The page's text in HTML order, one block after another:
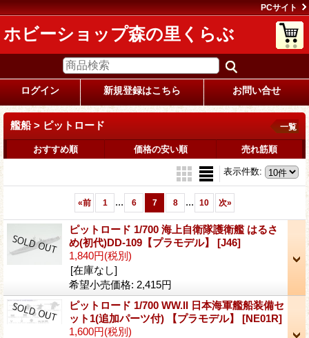
PCサイト
ホビーショップ森の里くらぶ
ログイン 新規登録はこちら お問い合せ
艦船 > ピットロード 一覧
おすすめ順 価格の安い順 売れ筋順
表示件数:
«前 1 ... 6 7 8 ... 10 次»
ピットロード 1/700 海上自衛隊護衛艦 はるさ
め(初代)DD-109【プラモデル】 [J46]
1,840円(税別)
[在庫なし]
希望小売価格: 2,415円
ピットロード 1/700 WW.II 日本海軍艦船装備セ
ット1(追加パーツ付) 【プラモデル】 [NE01R]
1,600円(税別)